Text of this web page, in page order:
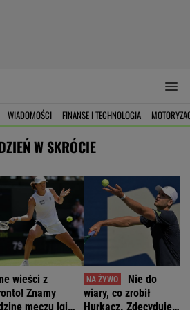
WIADOMOŚCI FINANSE I TECHNOLOGIA
W SKRÓCIE
wieści z
Znamy
meczu Igi
Nie do
wiary, co zrobił
Hurkacz. Zdecyduje